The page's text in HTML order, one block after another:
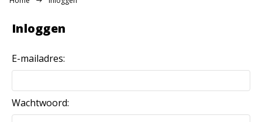
Inloggen
E-mailadres:
Wachtwoord: